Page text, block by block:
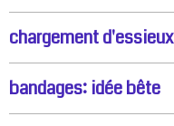
chargement d'essieux
bandages: idée bête